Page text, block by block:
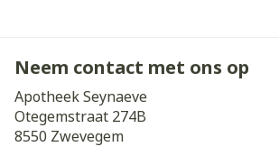
Neem contact met ons op
Apotheek Seynaeve
Otegemstraat 274B
8550 Zwevegem